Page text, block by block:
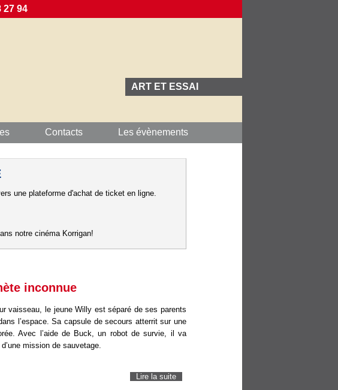
27 94
ART ET ESSAI
Contacts Les évènements
une plateforme d'achat de ticket en ligne.
notre cinéma Korrigan!
inconnue
vaisseau, le jeune Willy est séparé de ses parents
l’espace. Sa capsule de secours atterrit sur une
Avec l’aide de Buck, un robot de survie, il va
mission de sauvetage.
Lire la suite